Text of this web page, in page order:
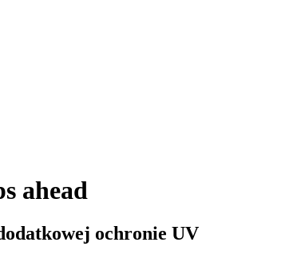
ahead
ochronie UV